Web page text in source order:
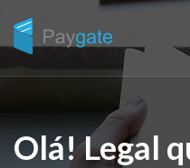
Olá! Legal